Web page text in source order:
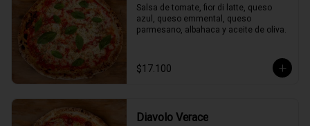
Salsa de tomate, fior di latte, queso
azul, queso emmental, queso
parmesano, albahaca y aceite de oliva.
$17.100
Diavolo Verace